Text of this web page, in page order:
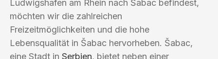
Ludwigshafen am Rhein nach Šabac befindest,
möchten wir die zahlreichen
Freizeitmöglichkeiten und die hohe
Lebensqualität in Šabac hervorheben. Šabac,
eine Stadt in Serbien, bietet neben einer